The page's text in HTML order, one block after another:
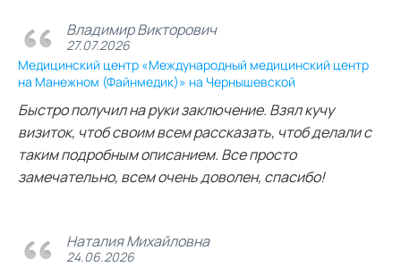
Владимир Викторович
27.07.2026
Медицинский центр «Международный медицинский центр
на Манежном (Файнмедик)» на Чернышевской
Быстро получил на руки заключение. Взял кучу
визиток, чтоб своим всем рассказать, чтоб делали с
таким подробным описанием. Все просто
замечательно, всем очень доволен, спасибо!
Наталия Михайловна
24.06.2026